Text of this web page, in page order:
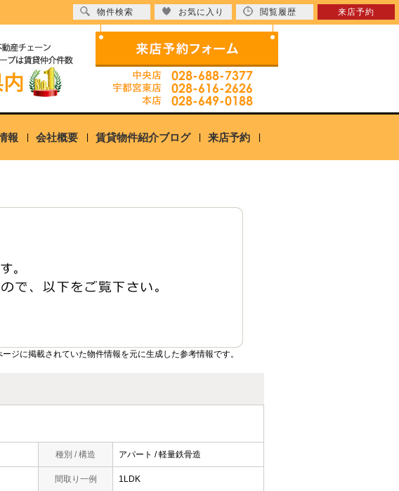
報 会社概要 賃貸物件紹介ブログ 来店予約
物件検索 お気に入り 閲覧履歴 来店予約
ジに掲載されていた物件情報を元に生成した参考情報です。
種別 / 構造 アパート / 軽量鉄骨造
間取り一例 1LDK